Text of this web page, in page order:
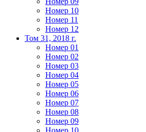
Номер 10
Номер 11
Номер 12
Том 31, 2018 г.
Номер 01
Номер 02
Номер 03
Номер 04
Номер 05
Номер 06
Номер 07
Номер 08
Номер 09
Номер 10